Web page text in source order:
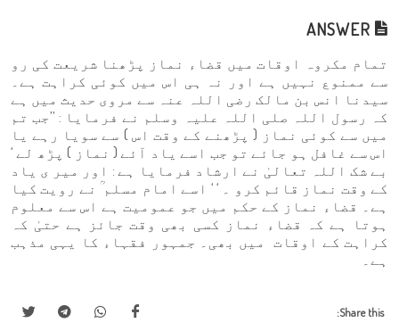
تمام مکروہ اوقات میں قضاء نماز پڑھنا شریعت کی رو
سے ممنوع نہیں ہے اور نہ ہی اس میں کوئی کراہت ہے۔
سیدنا انس بن مالک رضی اللہ عنہ سے مروی حدیث میں ہے
کہ رسول اللہ صلی اللہ علیہ وسلم نے فرمایا : ’’جب تم
میں سے کوئی نماز ( پڑھنے کے وقت اس ) سے سویا رہے یا
اس سے غافل ہو جائے تو جب اسے یاد آئے ( نماز ) پڑھ لے ‘
بے شک اللہ تعالیٰ نے ارشاد فرمایا ہے : اور میر ی یاد
کے وقت نماز قائم کرو ۔ ‘ ‘ اسے امام مسلم ؒ نے رویت کیا
ہے۔ قضاء نماز کے حکم میں جو عمومیت ہے اس سے معلوم
ہوتا ہے کہ قضاء نماز کسی بھی وقت جائز ہے حتیٰ کہ
کراہت کے اوقات میں بھی۔ جمہور فقہاء کا یہی مذہب
ہے۔
Share this: